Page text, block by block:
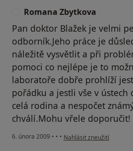
Romana Zbytkova
Pan doktor Blažek je velmi
odborník.Jeho práce je
náležitě vysvětlit a při
pomoci co nejlépe je to
laboratoře dobře prohlíží
pořádku a jestli vše v ústech
celá rodina a nespočet
chválí.Mohu vřele doporučit!
6. února 2009 • • • podle názoru uživatele
Nahlásit zneužití